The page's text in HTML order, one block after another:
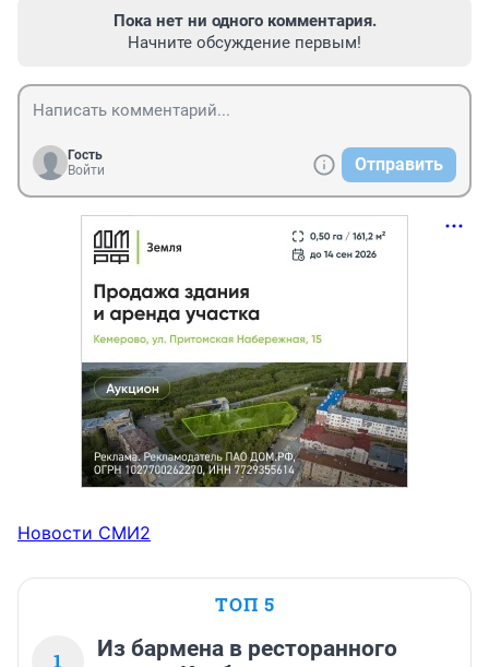
Пока нет ни одного комментария.
Начните обсуждение первым!
Гость
Войти
Отправить
Новости СМИ2
ТОП 5
1
Из бармена в ресторанного